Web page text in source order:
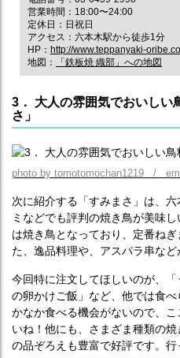
営業時間：18:00〜24:00
定休日：日祝日
アクセス：六本木駅から徒歩1分
HP： http://www.teppanyaki-
地図：
「鉄板焼 織部」への地図
3． 大人の雰囲気でおいしい
さ」
photo by tomotomochan1219 /
次に紹介する「すみまさ」は、
ミなどでも評判の焼き鳥が美味
は焼き鳥となっており、定番ね
た、逸品料理や、アスパラ串など
今回特に注文してほしいのが、
の卵かけご飯」など、他では食
かなか食べる機会がないので、
いね！他にも、さまざま種類の
の品ぞろえも豊富で好評です。